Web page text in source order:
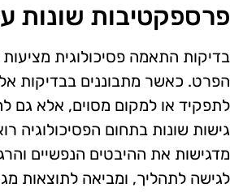
פרספקטיבות שונות
בדיקות התאמה פסיכולוגית
הפרט. כאשר מתבוננים בבדיקות
לתפקיד או למקום מסוים, אלא גם
גישות שונות בתחום הפסיכולוגיה
מדגישות את ההיבטים הנפשיים
לגישה לתהליך, ומביאה לתוצאות